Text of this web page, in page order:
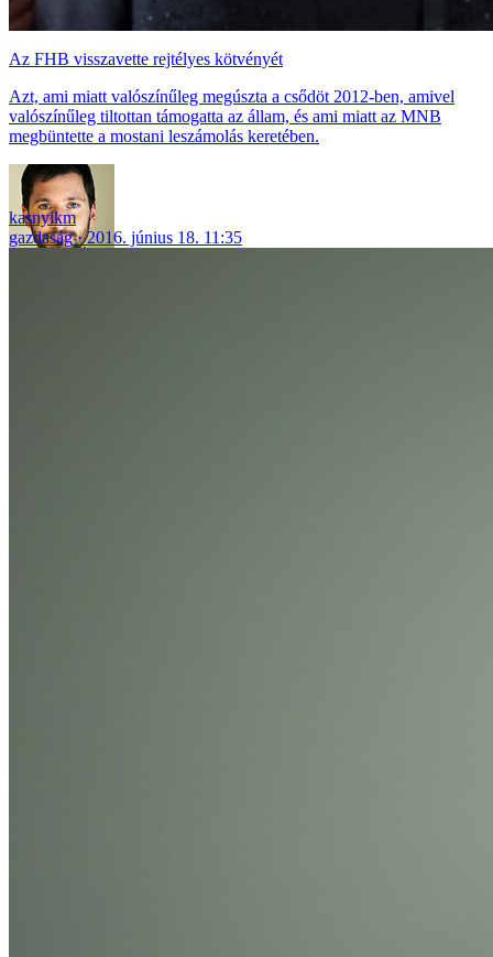
Az FHB visszavette rejtélyes kötvényét
Azt, ami miatt valószínűleg megúszta a csődöt 2012-ben, amivel
valószínűleg tiltottan támogatta az állam, és ami miatt az MNB
megbüntette a mostani leszámolás keretében.
kasnyikm
gazdaság
2016. június 18. 11:35